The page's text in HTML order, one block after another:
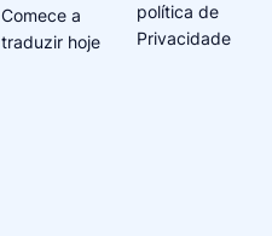
Comece a
traduzir hoje
política de
Privacidade